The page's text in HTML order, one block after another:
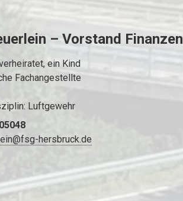
– Vorstand Finanzen
ein Kind
Fachangestellte
Luftgewehr
hersbruck.de